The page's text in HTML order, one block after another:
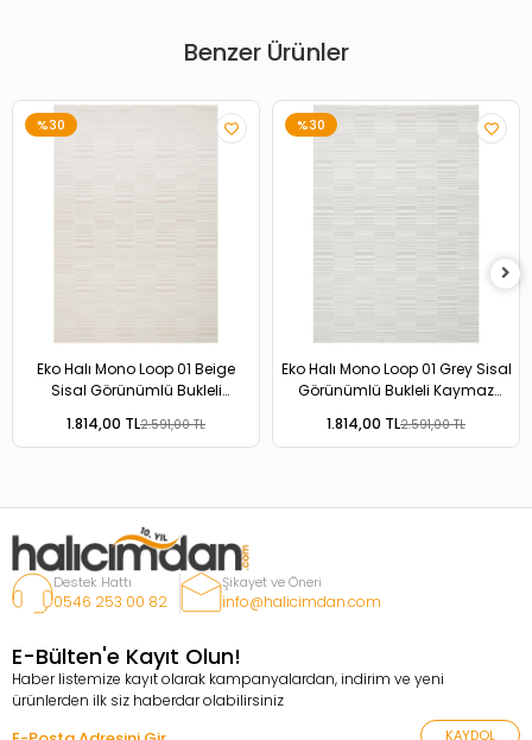
Benzer Ürünler
%30
Eko Halı Mono Loop 01 Beige
Sisal Görünümlü Bukleli
1.814,00 TL2.591,00 TL
%30
Eko Halı Mono Loop 01 Grey Sisal
Görünümlü Bukleli Kaymaz
1.814,00 TL2.591,00 TL
Destek Hattı
0546 253 00 82
Şikayet ve Öneri
info@halicimdan.com
E-Bülten'e Kayıt Olun!
Haber listemize kayıt olarak kampanyalardan, indirim ve yeni
ürünlerden ilk siz haberdar olabilirsiniz
KAYDOL